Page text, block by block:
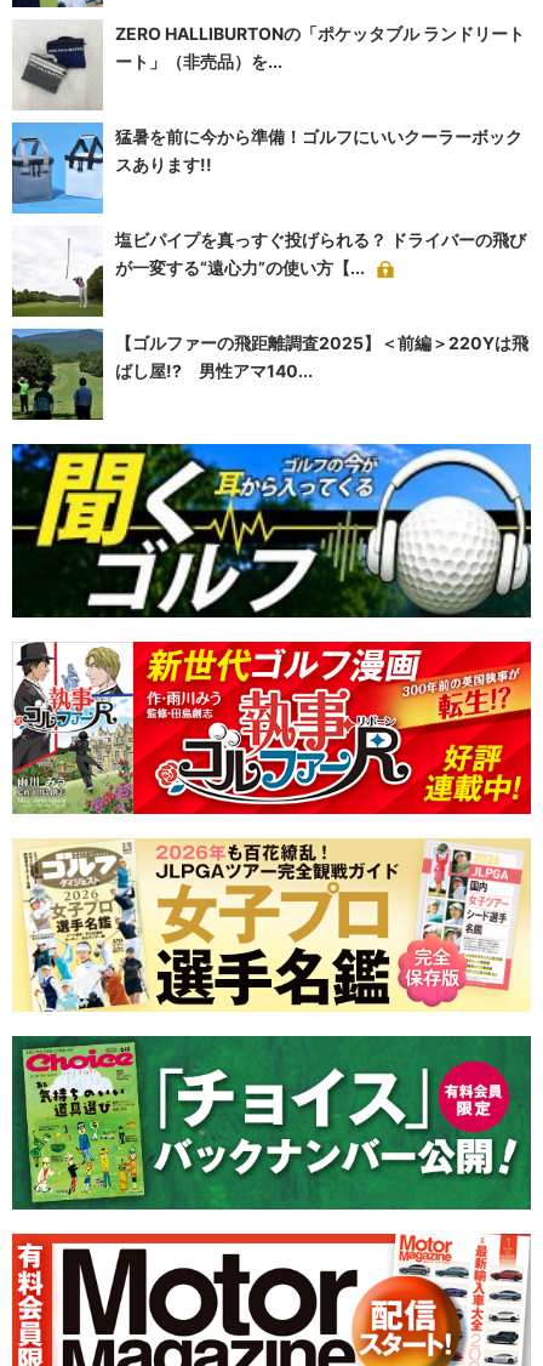
ZERO HALLIBURTONの「ポケッタブル ランドリート
ート」（非売品）を...
猛暑を前に今から準備！ゴルフにいいクーラーボック
スあります!!
塩ビパイプを真っすぐ投げられる？ ドライバーの飛び
が一変する“遠心力”の使い方【...
【ゴルファーの飛距離調査2025】＜前編＞220Yは飛
ばし屋!? 男性アマ140...